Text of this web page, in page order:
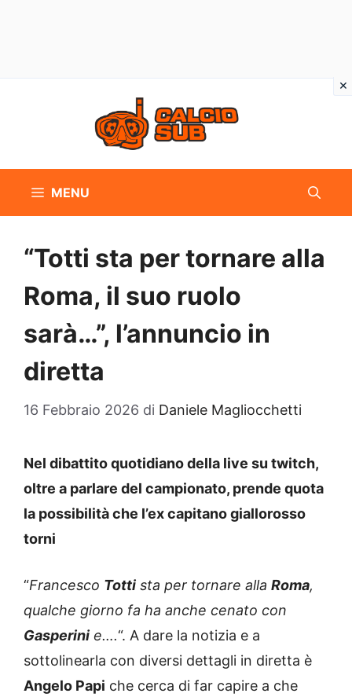
MENU
“Totti sta per tornare alla
Roma, il suo ruolo
sarà…”, l’annuncio in
diretta
16 Febbraio 2026 di Daniele Magliocchetti
Nel dibattito quotidiano della live su twitch,
oltre a parlare del campionato, prende quota
la possibilità che l’ex capitano giallorosso
torni
“Francesco Totti sta per tornare alla Roma,
qualche giorno fa ha anche cenato con
Gasperini e….“. A dare la notizia e a
sottolinearla con diversi dettagli in diretta è
Angelo Papi che cerca di far capire a che